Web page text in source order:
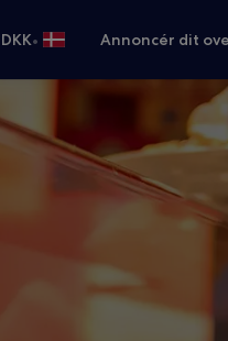
DKK• Annoncér dit